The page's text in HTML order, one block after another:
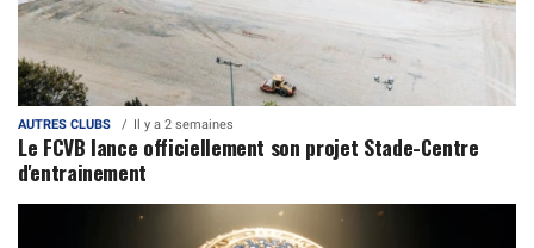
AUTRES CLUBS Il y a 2 semaines
Le FCVB lance officiellement son projet Stade-Centre
d'entrainement